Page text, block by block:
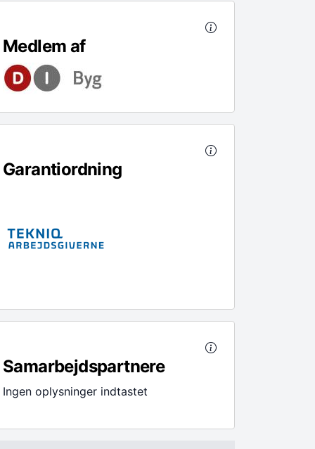
Medlem af
Garantiordning
Samarbejdspartnere
Ingen oplysninger indtastet